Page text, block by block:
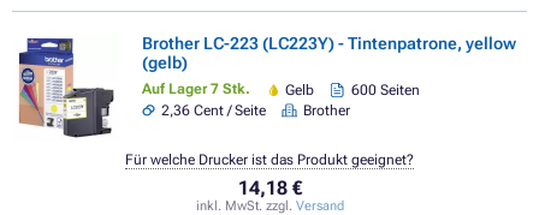
Brother LC-223 (LC223Y) - Tintenpatrone, yellow
(gelb)
Auf Lager 7 Stk. Gelb
600 Seiten
2,36 Cent / Seite
Brother
14,18 €
inkl. MwSt. zzgl. Versand
Für welche Drucker ist das Produkt geeignet?